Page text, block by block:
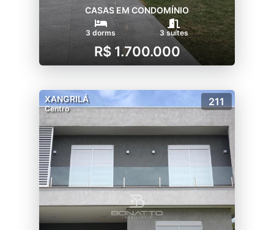
CASAS EM CONDOMÍNIO
3 dorms 3 suítes
R$ 1.700.000
XANGRILÁ
Centro
211